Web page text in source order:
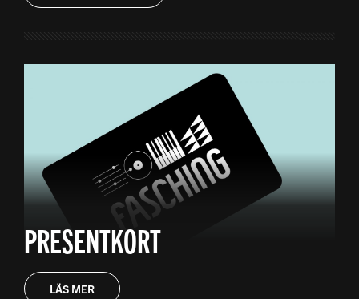
PRESENTKORT
LÄS MER